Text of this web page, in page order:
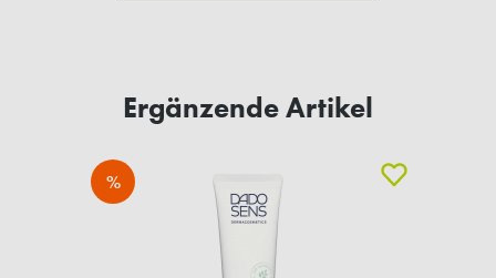
Ergänzende Artikel
%